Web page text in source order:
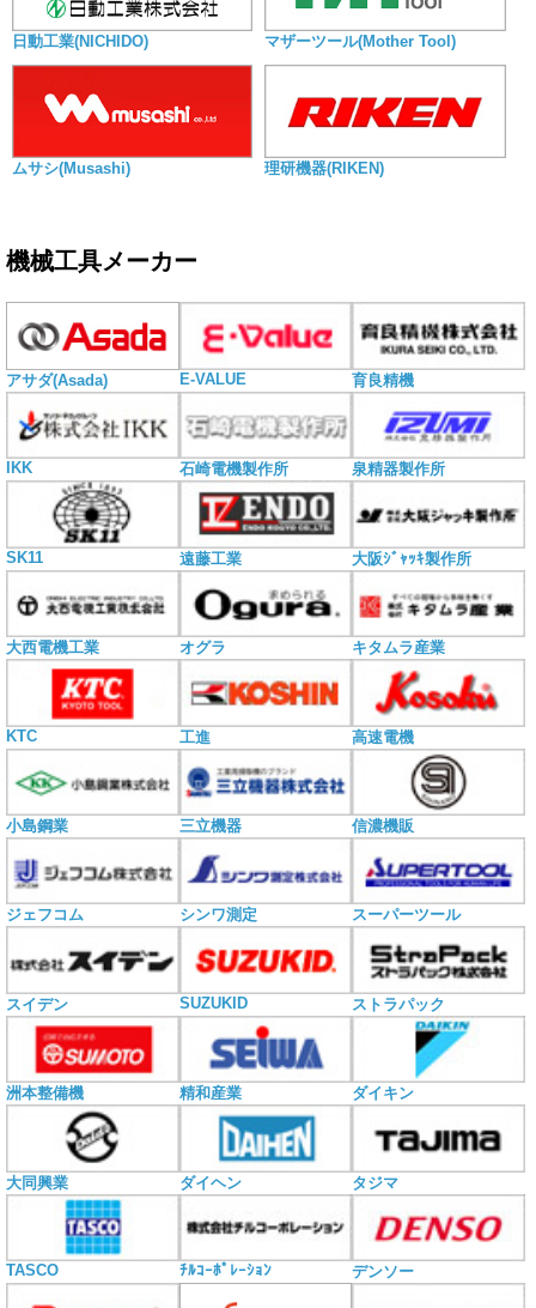
日動工業(NICHIDO) マザーツール(Mother Tool)
ムサシ(Musashi) 理研機器(RIKEN)
機械工具メーカー
アサダ(Asada) E-VALUE 育良精機
IKK 石崎電機製作所 泉精器製作所
SK11 遠藤工業 大阪ｼﾞｬｯｷ製作所
大西電機工業 オグラ キタムラ産業
KTC 工進 高速電機
小島鋼業 三立機器 信濃機販
ジェフコム シンワ測定 スーパーツール
スイデン SUZUKID ストラパック
洲本整備機 精和産業 ダイキン
大同興業 ダイヘン タジマ
TASCO ﾁﾙｺｰﾎﾟﾚｰｼｮﾝ デンソー